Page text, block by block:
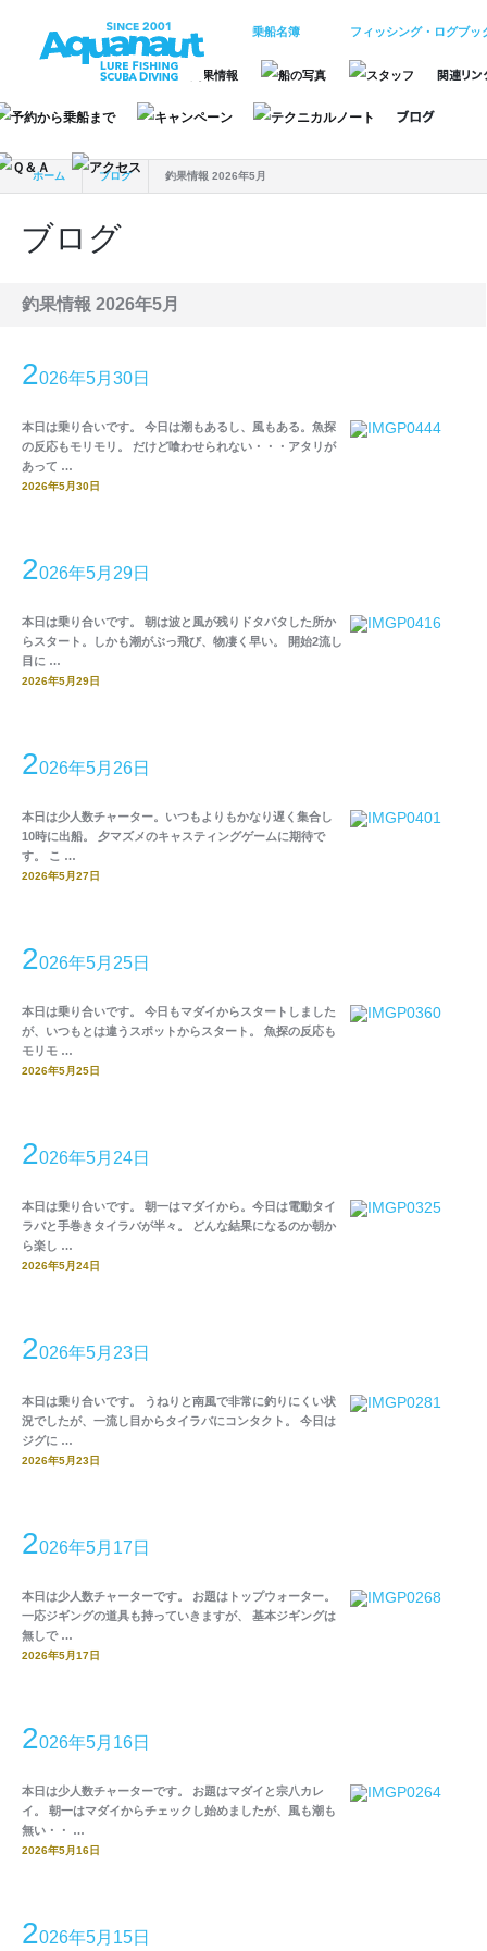
乗船名簿 フィッシング・ログブッ
ホーム ブログ 釣果情報 2026年5月
ブログ
釣果情報 2026年5月
2026年5月30日
本日は乗り合いです。 今日は潮もあるし、風もある。魚探
の反応もモリモリ。 だけど喰わせられない・・・アタリが
あって …
2026年5月30日
2026年5月29日
本日は乗り合いです。 朝は波と風が残りドタバタした所か
らスタート。しかも潮がぶっ飛び、物凄く早い。 開始2流し
目に …
2026年5月29日
2026年5月26日
本日は少人数チャーター。いつもよりもかなり遅く集合し
10時に出船。 夕マズメのキャスティングゲームに期待で
す。 こ …
2026年5月27日
2026年5月25日
本日は乗り合いです。 今日もマダイからスタートしました
が、いつもとは違うスポットからスタート。 魚探の反応も
モリモ …
2026年5月25日
2026年5月24日
本日は乗り合いです。 朝一はマダイから。今日は電動タイ
ラバと手巻きタイラバが半々。 どんな結果になるのか朝か
ら楽し …
2026年5月24日
2026年5月23日
本日は乗り合いです。 うねりと南風で非常に釣りにくい状
況でしたが、一流し目からタイラバにコンタクト。 今日は
ジグに …
2026年5月23日
2026年5月17日
本日は少人数チャーターです。 お題はトップウォーター。
一応ジギングの道具も持っていきますが、 基本ジギングは
無しで …
2026年5月17日
2026年5月16日
本日は少人数チャーターです。 お題はマダイと宗八カレ
イ。 朝一はマダイからチェックし始めましたが、風も潮も
無い・・ …
2026年5月16日
2026年5月15日